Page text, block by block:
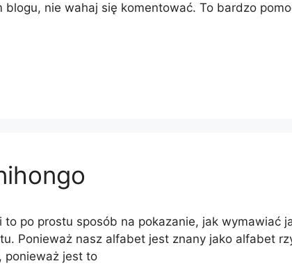
blogu, nie wahaj się komentować. To bardzo
to po prostu sposób na pokazanie, jak wymawiać
Ponieważ nasz alfabet jest znany jako alfabet
ponieważ jest to